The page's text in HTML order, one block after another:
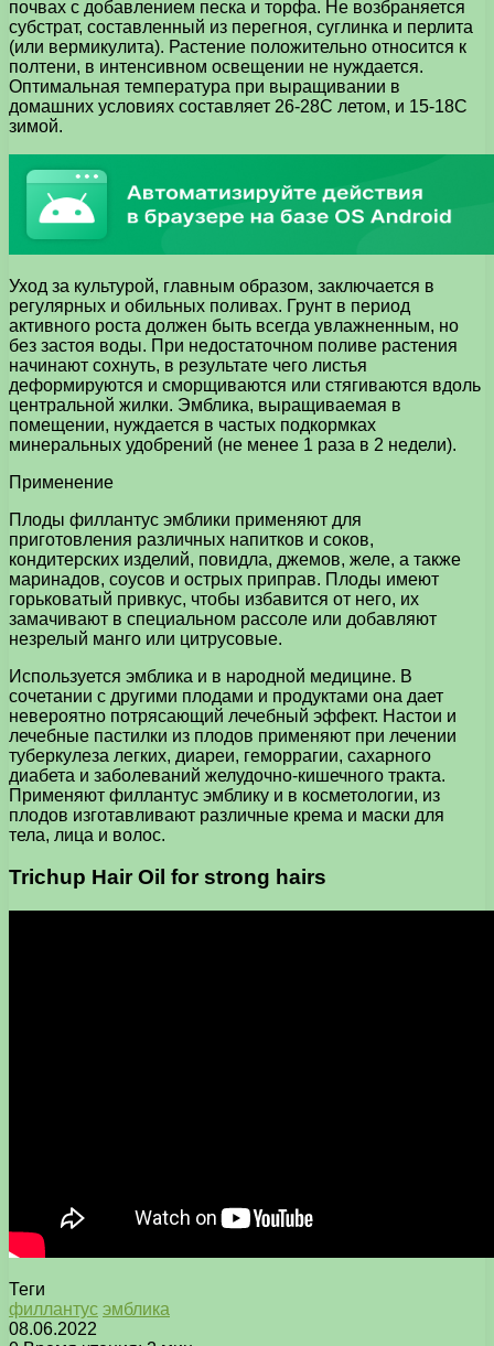
почвах с добавлением песка и торфа. Не возбраняется
субстрат, составленный из перегноя, суглинка и перлита
(или вермикулита). Растение положительно относится к
полтени, в интенсивном освещении не нуждается.
Оптимальная температура при выращивании в
домашних условиях составляет 26-28С летом, и 15-18С
зимой.
Уход за культурой, главным образом, заключается в
регулярных и обильных поливах. Грунт в период
активного роста должен быть всегда увлажненным, но
без застоя воды. При недостаточном поливе растения
начинают сохнуть, в результате чего листья
деформируются и сморщиваются или стягиваются вдоль
центральной жилки. Эмблика, выращиваемая в
помещении, нуждается в частых подкормках
минеральных удобрений (не менее 1 раза в 2 недели).
Применение
Плоды филлантус эмблики применяют для
приготовления различных напитков и соков,
кондитерских изделий, повидла, джемов, желе, а также
маринадов, соусов и острых приправ. Плоды имеют
горьковатый привкус, чтобы избавится от него, их
замачивают в специальном рассоле или добавляют
незрелый манго или цитрусовые.
Используется эмблика и в народной медицине. В
сочетании с другими плодами и продуктами она дает
невероятно потрясающий лечебный эффект. Настои и
лечебные пастилки из плодов применяют при лечении
туберкулеза легких, диареи, геморрагии, сахарного
диабета и заболеваний желудочно-кишечного тракта.
Применяют филлантус эмблику и в косметологии, из
плодов изготавливают различные крема и маски для
тела, лица и волос.
Trichup Hair Oil for strong hairs
Теги
филлантус эмблика
08.06.2022